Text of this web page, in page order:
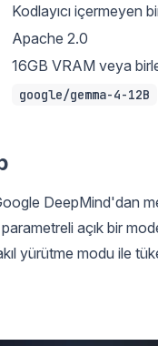
Kodlayıcı içermeyen
Apache 2.0
16GB VRAM veya
google/gemma-4-12B
DeepMind'dan
açık bir
yürütme modu ile